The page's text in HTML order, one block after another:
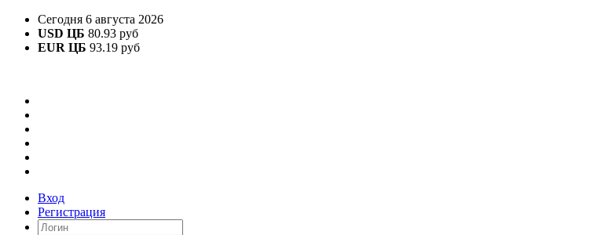
Сегодня 6 августа 2026
USD ЦБ 80.93 руб
EUR ЦБ 93.19 руб
Вход
Регистрация